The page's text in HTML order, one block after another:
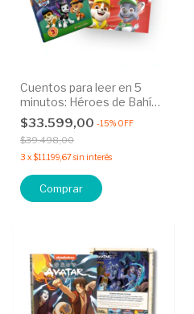
Cuentos para leer en 5
minutos: Héroes de Bahía
Aventura + Historias para
armar: Una noche muy
especial
$33.599,00 -15% OFF
$39.498,00
3 x$11.199,67sin interés